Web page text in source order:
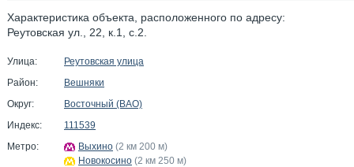
Характеристика объекта, расположенного по адресу:
Реутовская ул., 22, к.1, с.2.
Улица:
Реутовская улица
Район:
Вешняки
Округ:
Восточный (ВАО)
Индекс:
111539
Метро:
Выхино (2 км 200 м)
Новокосино (2 км 250 м)